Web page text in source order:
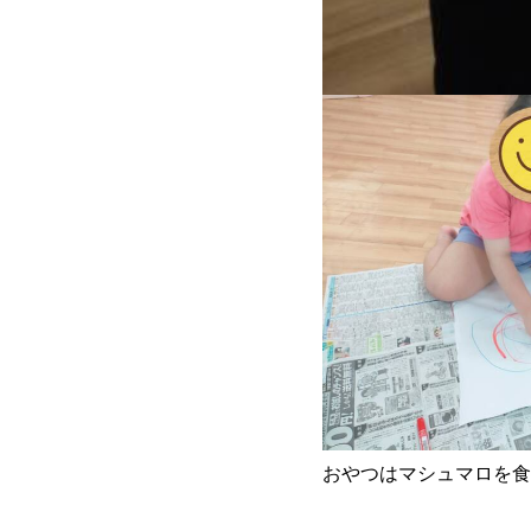
おやつはマシュマロを